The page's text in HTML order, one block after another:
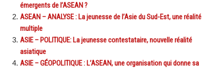
émergents de l’ASEAN ?
ASEAN – ANALYSE : La jeunesse de l’Asie du Sud-Est, une réalité
multiple
ASIE – POLITIQUE: La jeunesse contestataire, nouvelle réalité
asiatique
ASIE – GÉOPOLITIQUE : L’ASEAN, une organisation qui donne sa